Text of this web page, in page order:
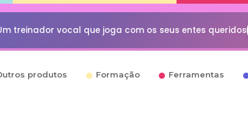
treinador vocal que joga com os seus entes queridos
produtos Formação Ferramentas